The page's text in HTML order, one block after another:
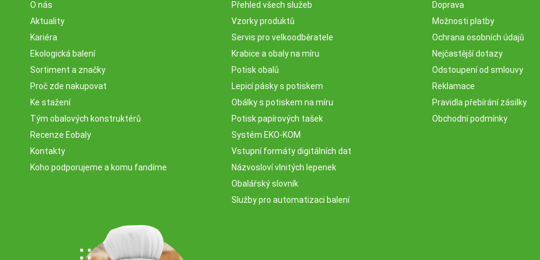
O nás
Aktuality
Kariéra
Ekologická balení
Sortiment a značky
Proč zde nakupovat
Ke stažení
Tým obalových konstruktérů
Recenze Eobaly
Kontakty
Koho podporujeme a komu fandíme
Přehled všech služeb
Vzorky produktů
Servis pro velkoodběratele
Krabice a obaly na míru
Potisk obalů
Lepicí pásky s potiskem
Obálky s potiskem na míru
Potisk papírových tašek
Systém EKO-KOM
Vstupní formáty digitálních dat
Názvosloví vlnitých lepenek
Obalářský slovník
Služby pro automatizaci balení
Doprava
Možnosti platby
Ochrana osobních údajů
Nejčastější dotazy
Odstoupení od smlouvy
Reklamace
Pravidla přebírání zásilky
Obchodní podmínky